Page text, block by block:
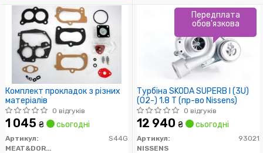
Комплект прокладок з різних
матеріалів
0 відгуків
1 045 ₴ сьогодні
Артикул:
S44G
MEAT&DORIA
Турбіна SKODA SUPERB I (3U)
(02-) 1.8 T (пр-во Nissens)
0 відгуків
12 940 ₴ сьогодні
Артикул:
93021
NISSENS
Передплата
обов'язкова